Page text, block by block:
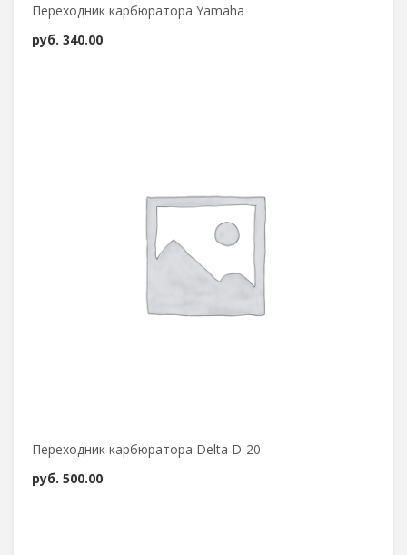
Переходник карбюратора Yamaha
руб. 340.00
Переходник карбюратора Delta D-20
руб. 500.00